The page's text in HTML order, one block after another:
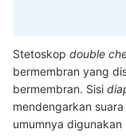
Stetoskop double
bermembran yang
bermembran. Sisi
mendengarkan
umumnya